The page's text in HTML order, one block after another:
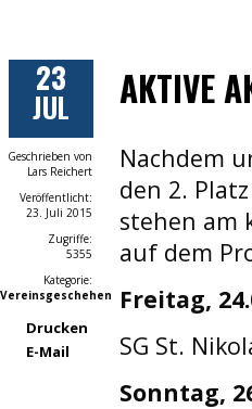
23
JUL
Geschrieben von
Lars Reichert
Veröffentlicht:
23. Juli 2015
Zugriffe:
5355
Kategorie:
Vereinsgeschehen
Drucken
E-Mail
AKTIVE
Nachdem
den 2.
stehen am
auf dem
Freitag,
SG St.
Sonntag,